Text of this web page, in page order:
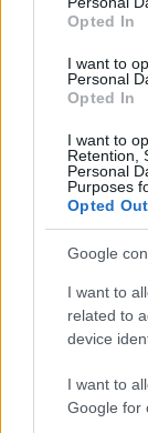
Opted In
I want to
Personal
Opted In
I want to
Retention,
Personal
Purposes
Opted Out
Google
I want to
related to
device
I want to
Google for
Albano
ARTICOLI